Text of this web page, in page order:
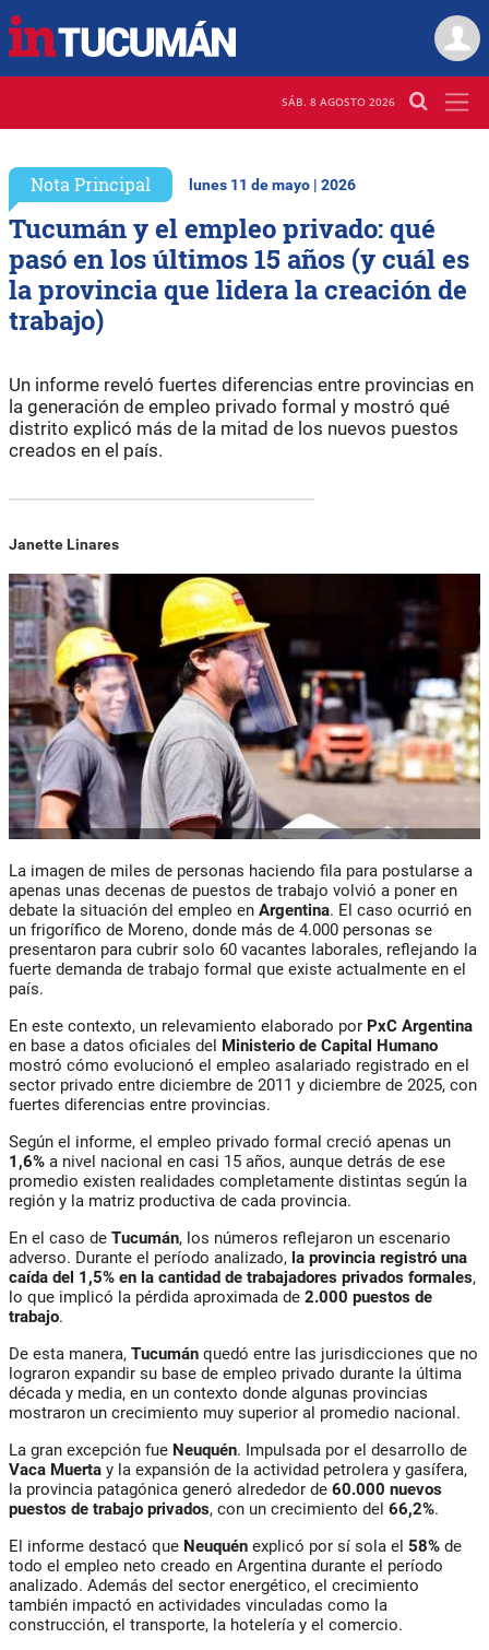
SÁB. 8 AGOSTO 2026
Nota Principal lunes 11 de mayo | 2026
Tucumán y el empleo privado: qué
pasó en los últimos 15 años (y cuál es
la provincia que lidera la creación de
trabajo)
Un informe reveló fuertes diferencias entre provincias en
la generación de empleo privado formal y mostró qué
distrito explicó más de la mitad de los nuevos puestos
creados en el país.
Janette Linares
La imagen de miles de personas haciendo fila para postularse a
apenas unas decenas de puestos de trabajo volvió a poner en
debate la situación del empleo en Argentina. El caso ocurrió en
un frigorífico de Moreno, donde más de 4.000 personas se
presentaron para cubrir solo 60 vacantes laborales, reflejando la
fuerte demanda de trabajo formal que existe actualmente en el
país.
En este contexto, un relevamiento elaborado por PxC Argentina
en base a datos oficiales del Ministerio de Capital Humano
mostró cómo evolucionó el empleo asalariado registrado en el
sector privado entre diciembre de 2011 y diciembre de 2025, con
fuertes diferencias entre provincias.
Según el informe, el empleo privado formal creció apenas un
1,6% a nivel nacional en casi 15 años, aunque detrás de ese
promedio existen realidades completamente distintas según la
región y la matriz productiva de cada provincia.
En el caso de Tucumán, los números reflejaron un escenario
adverso. Durante el período analizado, la provincia registró una
caída del 1,5% en la cantidad de trabajadores privados formales,
lo que implicó la pérdida aproximada de 2.000 puestos de
trabajo.
De esta manera, Tucumán quedó entre las jurisdicciones que no
lograron expandir su base de empleo privado durante la última
década y media, en un contexto donde algunas provincias
mostraron un crecimiento muy superior al promedio nacional.
La gran excepción fue Neuquén. Impulsada por el desarrollo de
Vaca Muerta y la expansión de la actividad petrolera y gasífera,
la provincia patagónica generó alrededor de 60.000 nuevos
puestos de trabajo privados, con un crecimiento del 66,2%.
El informe destacó que Neuquén explicó por sí sola el 58% de
todo el empleo neto creado en Argentina durante el período
analizado. Además del sector energético, el crecimiento
también impactó en actividades vinculadas como la
construcción, el transporte, la hotelería y el comercio.